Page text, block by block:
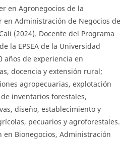
en Agronegocios de la
en Administración de Negocios de
(2024). Docente del Programa
la EPSEA de la Universidad
años de experiencia en
docencia y extensión rural;
agropecuarias, explotación
inventarios forestales,
diseño, establecimiento y
pecuarios y agroforestales.
Bionegocios, Administración